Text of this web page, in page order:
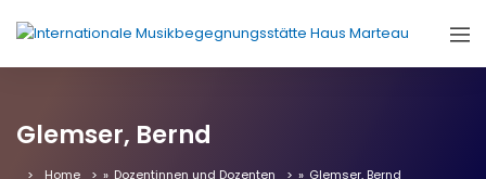
Glemser, Bernd
Home » Dozentinnen und Dozenten » Glemser, Bernd